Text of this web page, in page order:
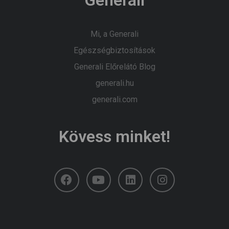
Mi, a Generali
Egészségbiztosítások
Generali Előrelátó Blog
generali.hu
generali.com
Kövess minket!